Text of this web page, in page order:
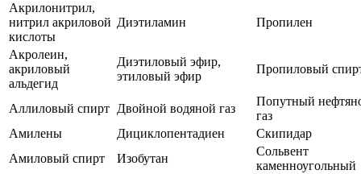
Акрилонитрил,
нитрил акриловой
кислоты
Диэтиламин Пропилен
Акролеин,
акриловый
альдегид
Диэтиловый эфир,
этиловый эфир
Пропиловый
Аллиловый спирт Двойной водяной газ
Попутный
газ
Амилены
Дициклопентадиен
Скипидар
Амиловый спирт
Изобутан
Сольвент
каменноугольный